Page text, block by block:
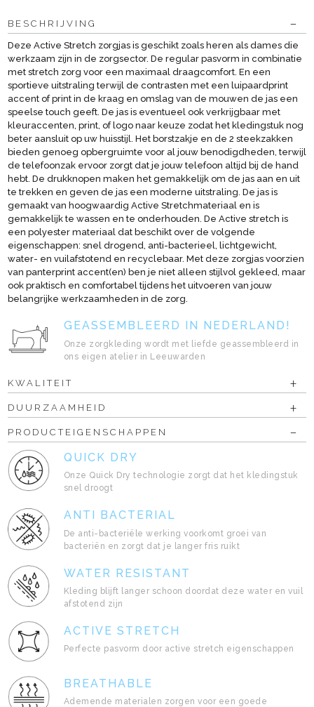
BESCHRIJVING
Deze Active Stretch zorgjas is geschikt zoals heren als dames die
werkzaam zijn in de zorgsector. De regular pasvorm in combinatie
met stretch zorg voor een maximaal draagcomfort. En een
sportieve uitstraling terwijl de contrasten met een luipaardprint
accent of print in de kraag en omslag van de mouwen de jas een
speelse touch geeft. De jas is eventueel ook verkrijgbaar met
kleuraccenten, print, of logo naar keuze zodat het kledingstuk nog
beter aansluit op uw huisstijl. Het borstzakje en de 2 steekzakken
bieden genoeg opbergruimte voor al jouw benodigdheden, terwijl
de telefoonzak ervoor zorgt dat je jouw telefoon altijd bij de hand
hebt. De drukknopen maken het gemakkelijk om de jas aan en uit
te trekken en geven de jas een moderne uitstraling. De jas is
gemaakt van hoogwaardig Active Stretchmateriaal en is
gemakkelijk te wassen en te onderhouden. De Active stretch is
een polyester materiaal dat beschikt over de volgende
eigenschappen: snel drogend, anti-bacterieel, lichtgewicht,
water- en vuilafstotend en recyclebaar. Met deze zorgjas voorzien
van panterprint accent(en) ben je niet alleen stijlvol gekleed, maar
ook praktisch en comfortabel tijdens het uitvoeren van jouw
belangrijke werkzaamheden in de zorg.
GEASSEMBLEERD IN NEDERLAND!
Onze zorgkleding wordt met liefde geassembleerd in
ons eigen atelier in Leeuwarden
KWALITEIT
DUURZAAMHEID
PRODUCTEIGENSCHAPPEN
QUICK DRY
Onze Quick Dry technologie zorgt dat het kledingstuk
snel droogt
ANTI BACTERIAL
De anti-bacteriële werking voorkomt groei van
bacteriën en zorgt dat je langer fris ruikt
WATER RESISTANT
Kleding blijft langer schoon doordat deze water en vuil
afstotend zijn
ACTIVE STRETCH
Perfecte pasvorm door active stretch eigenschappen
BREATHABLE
Ademende materialen zorgen voor een goede